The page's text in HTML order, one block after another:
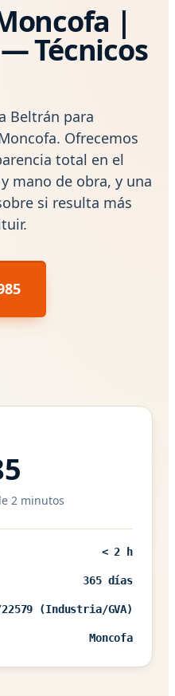
|
Técnicos
Beltrán para
Ofrecemos
total en el
mano de obra, y una
si resulta más
2 minutos
< 2 h
365 días
(Industria/GVA)
Moncofa